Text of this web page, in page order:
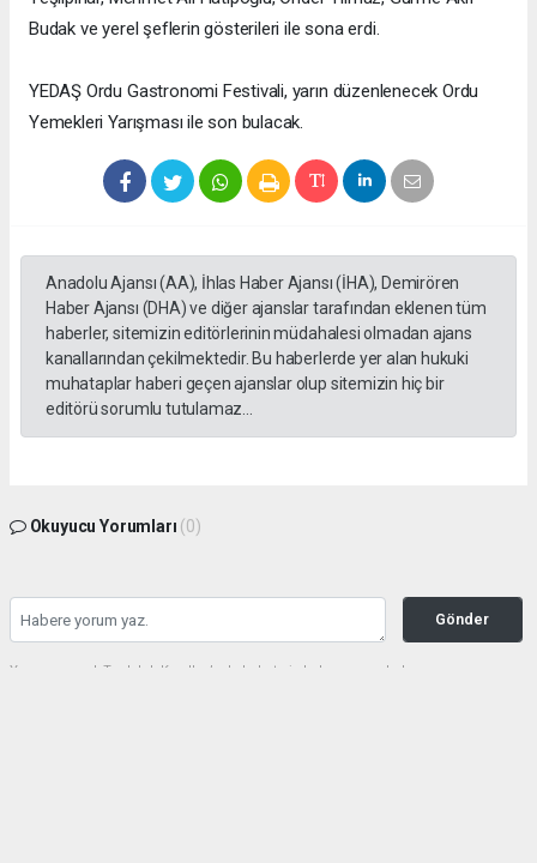
Budak ve yerel şeflerin gösterileri ile sona erdi.
YEDAŞ Ordu Gastronomi Festivali, yarın düzenlenecek Ordu
Yemekleri Yarışması ile son bulacak.
Anadolu Ajansı (AA), İhlas Haber Ajansı (İHA), Demirören
Haber Ajansı (DHA) ve diğer ajanslar tarafından eklenen tüm
haberler, sitemizin editörlerinin müdahalesi olmadan ajans
kanallarından çekilmektedir. Bu haberlerde yer alan hukuki
muhataplar haberi geçen ajanslar olup sitemizin hiç bir
editörü sorumlu tutulamaz...
Okuyucu Yorumları (0)
Gönder
Yorum yazarak Topluluk Kuralları’nı kabul etmiş bulunuyor ve haberunye.com